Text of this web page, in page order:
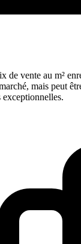
de vente au m²
mais peut
exceptionnelles.